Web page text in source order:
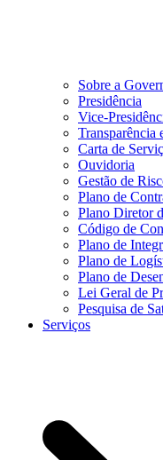
Sobre a
Presidência
Vice-
Transparência
Carta de
Ouvidoria
Gestão de
Plano de
Plano Diretor
Código de
Plano de
Plano de
Plano de
Lei Geral de
Pesquisa de
Serviços